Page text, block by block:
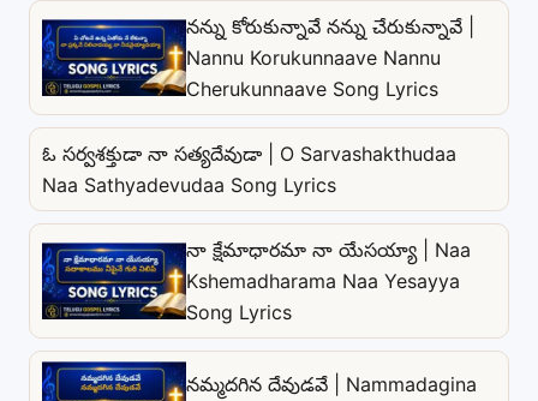
నన్ను కోరుకున్నావే నన్ను చేరుకున్నావే |
Nannu Korukunnaave Nannu
Cherukunnaave Song Lyrics
ఓ సర్వశక్తుడా నా సత్యదేవుడా | O Sarvashakthudaa
Naa Sathyadevudaa Song Lyrics
నా క్షేమాధారమా నా యేసయ్యా | Naa
Kshemadharama Naa Yesayya
Song Lyrics
నమ్మదగిన దేవుడవే | Nammadagina